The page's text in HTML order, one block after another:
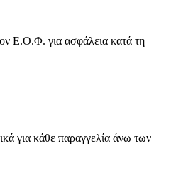
Ε.Ο.Φ. για ασφάλεια κατά τη
για κάθε παραγγελία άνω των